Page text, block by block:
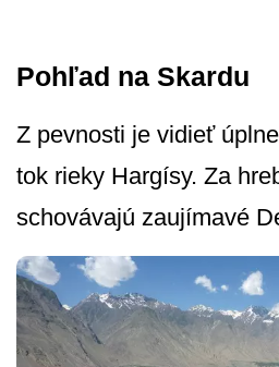
Pohľad na Skardu
Z pevnosti je vidieť
tok rieky Hargísy. Za
schovávajú zaujímavé